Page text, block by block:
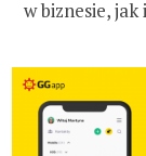
w biznesie,